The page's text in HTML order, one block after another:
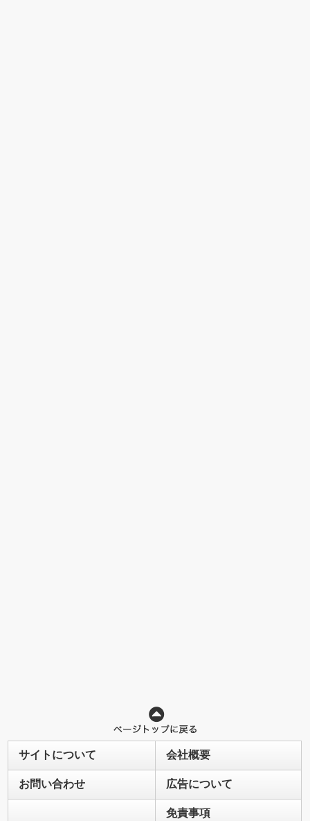
サイトについて 会社概要
お問い合わせ 広告について
免責事項